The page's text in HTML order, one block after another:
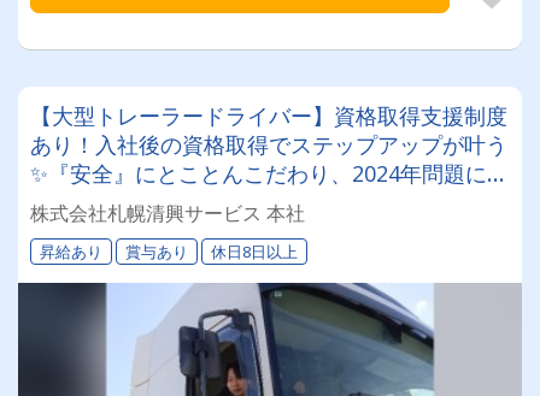
【大型トレーラードライバー】資格取得支援制度
あり！入社後の資格取得でステップアップが叶う
✨『安全』にとことんこだわり、2024年問題にも
徹底対応しています。
株式会社札幌清興サービス 本社
昇給あり 賞与あり 休日8日以上